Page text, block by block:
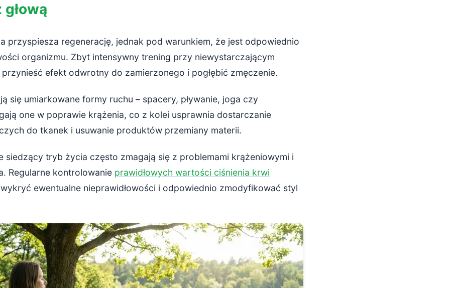
głową
przyspiesza regenerację, jednak pod warunkiem, że jest odpowiednio
organizmu. Zbyt intensywny trening przy niewystarczającym
efekt odwrotny do zamierzonego i pogłębić zmęczenie.
się umiarkowane formy ruchu – spacery, pływanie, joga czy
one w poprawie krążenia, co z kolei usprawnia dostarczanie
do tkanek i usuwanie produktów przemiany materii.
siedzący tryb życia często zmagają się z problemami krążeniowymi i
Regularne kontrolowanie prawidłowych wartości ciśnienia krwi
ewentualne nieprawidłowości i odpowiednio zmodyfikować styl